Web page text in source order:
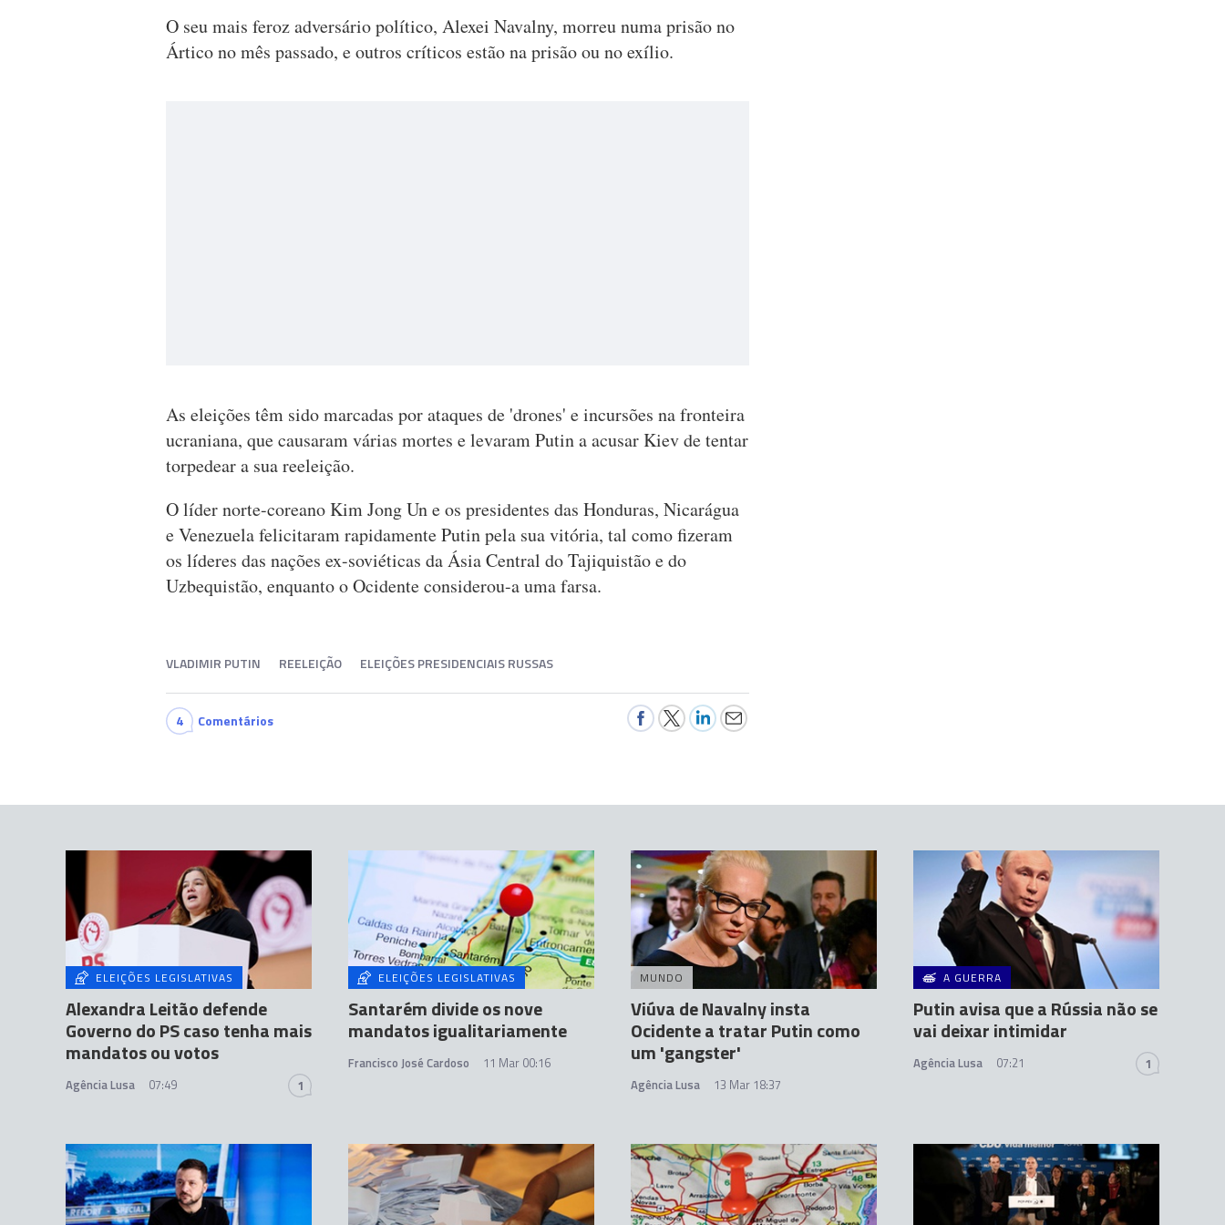
O seu mais feroz adversário político, Alexei Navalny, morreu numa prisão no
Ártico no mês passado, e outros críticos estão na prisão ou no exílio.
As eleições têm sido marcadas por ataques de 'drones' e incursões na fronteira
ucraniana, que causaram várias mortes e levaram Putin a acusar Kiev de tentar
torpedear a sua reeleição.
O líder norte-coreano Kim Jong Un e os presidentes das Honduras, Nicarágua
e Venezuela felicitaram rapidamente Putin pela sua vitória, tal como fizeram
os líderes das nações ex-soviéticas da Ásia Central do Tajiquistão e do
Uzbequistão, enquanto o Ocidente considerou-a uma farsa.
VLADIMIR PUTIN REELEIÇÃO ELEIÇÕES PRESIDENCIAIS RUSSAS
4 Comentários
ELEIÇÕES LEGISLATIVAS
Alexandra Leitão defende
Governo do PS caso tenha mais
mandatos ou votos
Agência Lusa 07:49 1
ELEIÇÕES LEGISLATIVAS
Santarém divide os nove
mandatos igualitariamente
Francisco José Cardoso 11 Mar 00:16
MUNDO
Viúva de Navalny insta
Ocidente a tratar Putin como
um 'gangster'
Agência Lusa 13 Mar 18:37
A GUERRA
Putin avisa que a Rússia não se
vai deixar intimidar
Agência Lusa 07:21 1